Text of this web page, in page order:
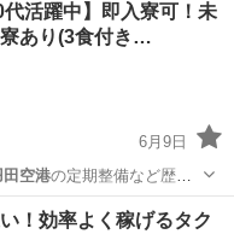
頂きます。 夜間作業で7月
代活躍中】即入寮可！未
あり(3食付き…
6月9日
田空港の定期整備など歴史
！効率よく稼げるタク